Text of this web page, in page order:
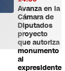
Avanza en la
Cámara de
Diputados
proyecto
que autoriza
monumento
al
expresidente